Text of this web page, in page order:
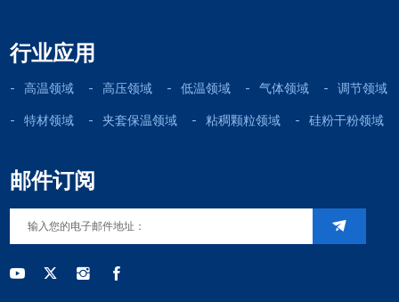
行业应用
高温领域 高压领域 低温领域 气体领域 调节领域
特材领域 夹套保温领域 粘稠颗粒领域 硅粉干粉领域
邮件订阅